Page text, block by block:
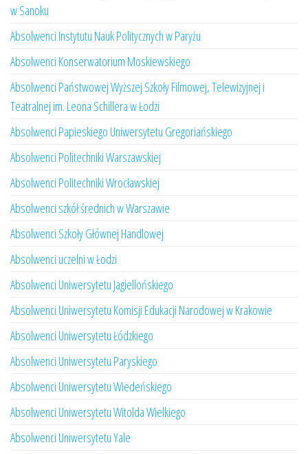
w Sanoku
Absolwenci Instytutu Nauk Politycznych w Paryżu
Absolwenci Konserwatorium Moskiewskiego
Absolwenci Państwowej Wyższej Szkoły Filmowej, Telewizyjnej i
Teatralnej im. Leona Schillera w Łodzi
Absolwenci Papieskiego Uniwersytetu Gregoriańskiego
Absolwenci Politechniki Warszawskiej
Absolwenci Politechniki Wrocławskiej
Absolwenci szkół średnich w Warszawie
Absolwenci Szkoły Głównej Handlowej
Absolwenci uczelni w Łodzi
Absolwenci Uniwersytetu Jagiellońskiego
Absolwenci Uniwersytetu Komisji Edukacji Narodowej w Krakowie
Absolwenci Uniwersytetu Łódzkiego
Absolwenci Uniwersytetu Paryskiego
Absolwenci Uniwersytetu Wiedeńskiego
Absolwenci Uniwersytetu Witolda Wielkiego
Absolwenci Uniwersytetu Yale